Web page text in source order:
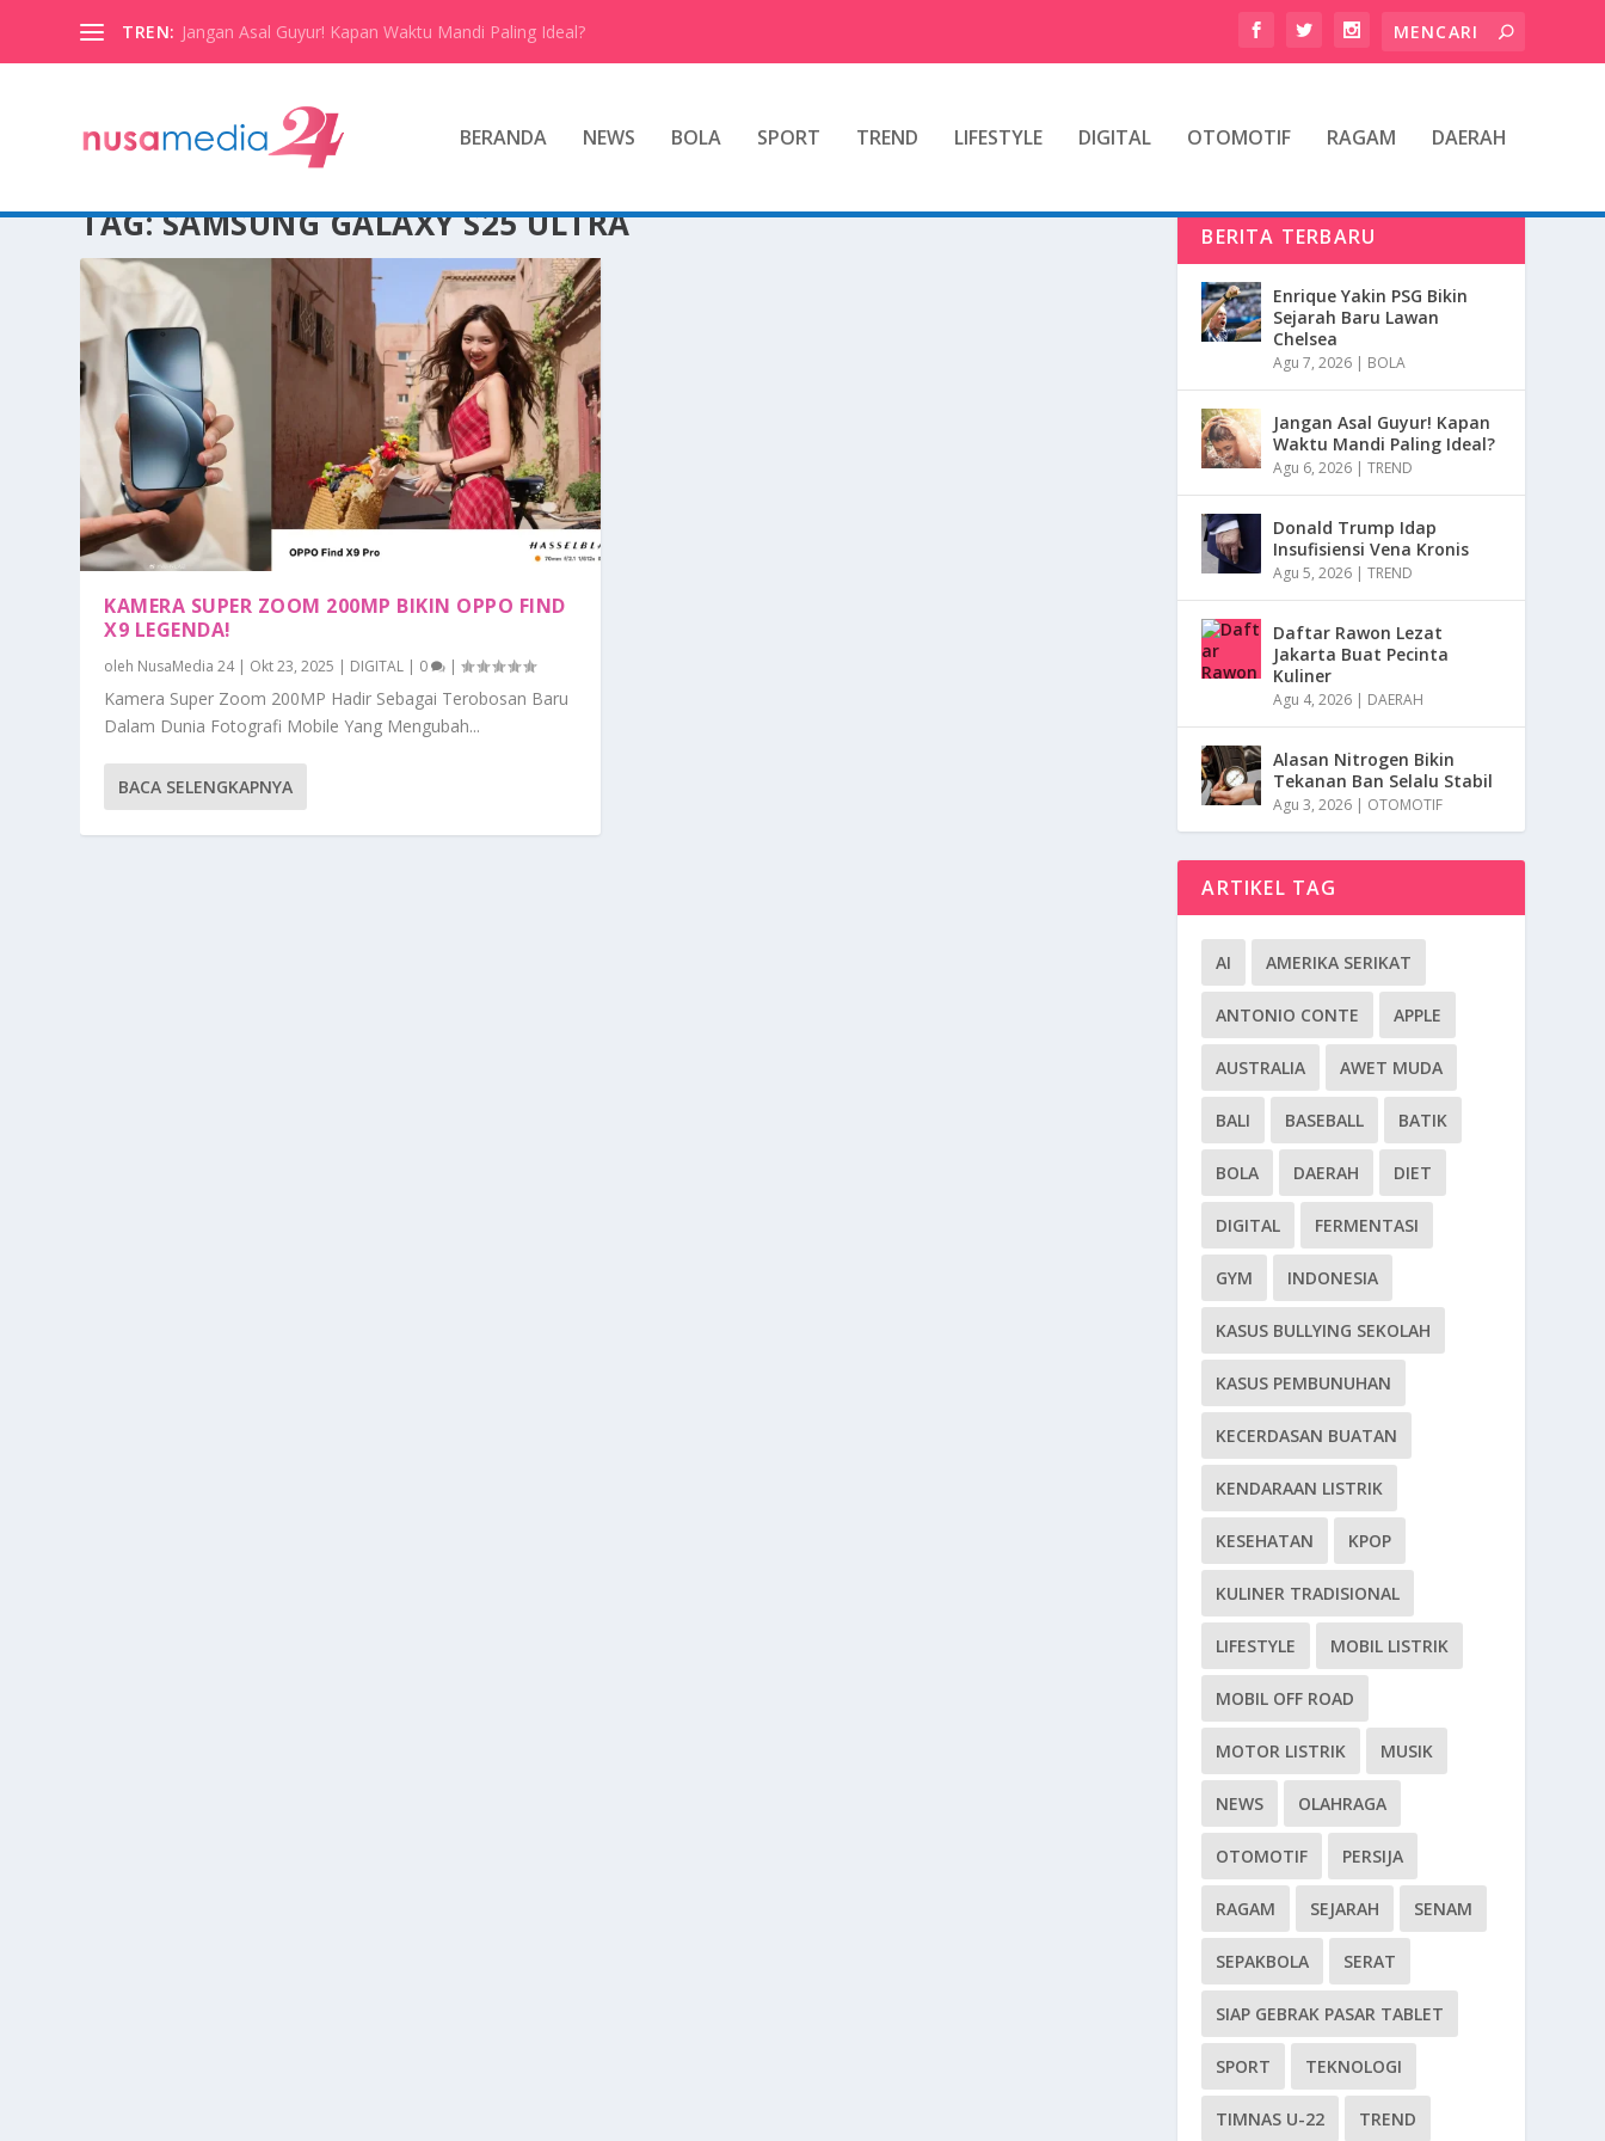
TREN: Jangan Asal Guyur! Kapan Waktu Mandi Paling Ideal?
BERANDA NEWS BOLA SPORT TREND LIFESTYLE DIGITAL OTOMOTIF RAGAM DAERAH
TAG:SAMSUNG GALAXY S25 ULTRA
KAMERA SUPER ZOOM 200MP BIKIN OPPO FIND
X9 LEGENDA!
oleh NusaMedia 24| Okt 23, 2025 DIGITAL 0 |
Kamera Super Zoom 200MP Hadir Sebagai Terobosan Baru
Dalam Dunia Fotografi Mobile Yang Mengubah...
BACA SELENGKAPNYA
BERITA TERBARU
Enrique Yakin PSG Bikin
Sejarah Baru Lawan
Chelsea
Agu 7, 2026 | BOLA
Jangan Asal Guyur! Kapan
Waktu Mandi Paling Ideal?
Agu 6, 2026 |TREND
Donald Trump Idap
Insufisiensi Vena Kronis
Agu 5, 2026 |TREND
Daftar Rawon Lezat
Jakarta Buat Pecinta
Kuliner
Agu 4, 2026 | DAERAH
Alasan Nitrogen Bikin
Tekanan Ban Selalu Stabil
Agu 3, 2026 | OTOMOTIF
ARTIKEL TAG
AI AMERIKA SERIKAT
ANTONIO CONTE APPLE
AUSTRALIA AWET MUDA
BALI BASEBALL BATIK
BOLA DAERAH DIET
DIGITAL FERMENTASI
GYM INDONESIA
KASUS BULLYING SEKOLAH
KASUS PEMBUNUHAN
KECERDASAN BUATAN
KENDARAAN LISTRIK
KESEHATAN KPOP
KULINER TRADISIONAL
LIFESTYLE MOBIL LISTRIK
MOBIL OFF ROAD
MOTOR LISTRIK MUSIK
NEWS OLAHRAGA
OTOMOTIF PERSIJA
RAGAM SEJARAH SENAM
SEPAKBOLA SERAT
SIAP GEBRAK PASAR TABLET
SPORT TEKNOLOGI
TIMNAS U-22 TREND